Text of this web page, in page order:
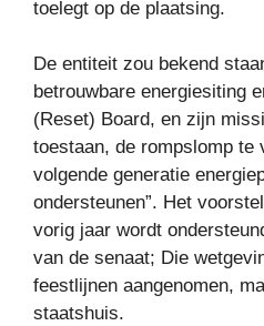
toelegt op de plaatsing.
De entiteit zou bekend
betrouwbare energiesiting
(Reset) Board, en zijn
toestaan, de rompslomp te
volgende generatie
ondersteunen”. Het
vorig jaar wordt
van de senaat; Die
feestlijnen aangenomen,
staatshuis.